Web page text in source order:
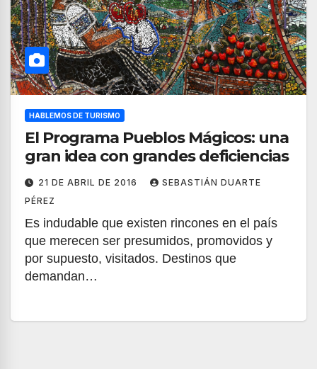
HABLEMOS DE TURISMO
El Programa Pueblos Mágicos: una
gran idea con grandes deficiencias
21 DE ABRIL DE 2016
SEBASTIÁN DUARTE
PÉREZ
Es indudable que existen rincones en el país
que merecen ser presumidos, promovidos y
por supuesto, visitados. Destinos que
demandan…